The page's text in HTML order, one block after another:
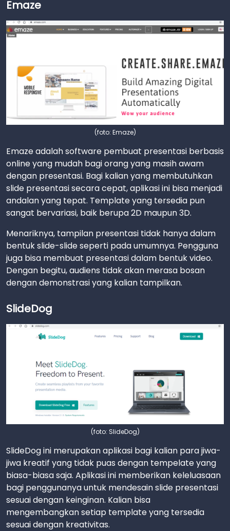
Emaze
(foto: Emaze)
Emaze adalah software pembuat presentasi berbasis
online yang mudah bagi orang yang masih awam
dengan presentasi. Bagi kalian yang membutuhkan
slide presentasi secara cepat, aplikasi ini bisa menjadi
andalan yang tepat. Template yang tersedia pun
sangat bervariasi, baik berupa 2D maupun 3D.
Menariknya, tampilan presentasi tidak hanya dalam
bentuk slide-slide seperti pada umumnya. Pengguna
juga bisa membuat presentasi dalam bentuk video.
Dengan begitu, audiens tidak akan merasa bosan
dengan demonstrasi yang kalian tampilkan.
SlideDog
(foto: SlideDog)
SlideDog ini merupakan aplikasi bagi kalian para jiwa-
jiwa kreatif yang tidak puas dengan tempelate yang
biasa-biasa saja. Aplikasi ini memberikan keleluasaan
bagi penggunanya untuk mendesain slide presentasi
sesuai dengan keinginan. Kalian bisa
mengembangkan setiap template yang tersedia
sesuai dengan kreativitas.